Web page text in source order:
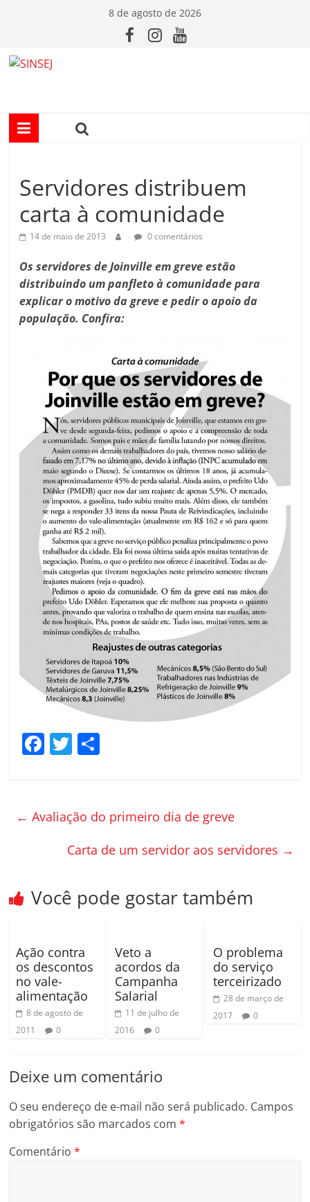
conteúdo
8 de agosto de 2026
I
S
E
Servidores distribuem
carta à comunidade
14 de maio de 2013 0 comentários
Os servidores de Joinville em greve estão
distribuindo um panfleto à comunidade para
explicar o motivo da greve e pedir o apoio da
população. Confira:
F
e
k
T
er p
ar
til
ar
← Avaliação do primeiro dia de greve
Carta de um servidor aos servidores →
Você pode gostar também
Ação contra
os descontos
no vale-
alimentação
8 de agosto de
2011
0
Veto a
acordos da
Campanha
Salarial
11 de julho de
2016
0
O problema
do serviço
terceirizado
28 de março de
2017
0
Deixe um comentário
O seu endereço de e-mail não será publicado. Campos
obrigatórios são marcados com*
Comentário*